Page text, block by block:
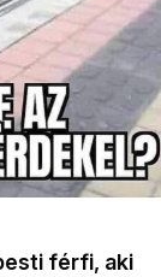
férfi, aki